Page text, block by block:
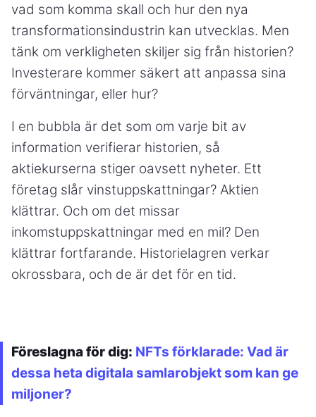
vad som komma skall och hur den nya
transformationsindustrin kan utvecklas. Men
tänk om verkligheten skiljer sig från historien?
Investerare kommer säkert att anpassa sina
förväntningar, eller hur?
I en bubbla är det som om varje bit av
information verifierar historien, så
aktiekurserna stiger oavsett nyheter. Ett
företag slår vinstuppskattningar? Aktien
klättrar. Och om det missar
inkomstuppskattningar med en mil? Den
klättrar fortfarande. Historielagren verkar
okrossbara, och de är det för en tid.
Föreslagna för dig: NFTs förklarade: Vad är
dessa heta digitala samlarobjekt som kan ge
miljoner?